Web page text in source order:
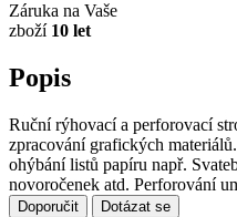
Záruka na Vaše
zboží 10 let
Popis
Ruční rýhovací a perforovací
zpracování grafických
ohýbání listů papíru např.
novoročenek atd. Perforování
Doporučit Dotázat se